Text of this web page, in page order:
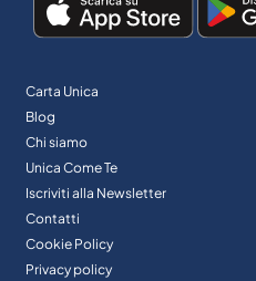
Carta Unica
Blog
Chi siamo
Unica Come Te
Iscriviti alla Newsletter
Contatti
Cookie Policy
Privacy policy